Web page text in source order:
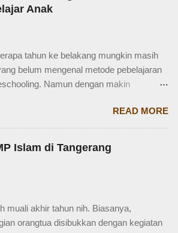
brother Adik perempuan = Younger sister
= Uncle Bibi = Aunt Sepupu perempuan
kita hanya menggunakan "cousin"
membed...
dan Cara Membuatnya
webstite resmi humas.polri.go.id,
khusus dibuat untuk pengendara dengan
juga adalah manusia biasa yang
berkendara untuk melakukan
seperti mencari nafkah, menuntut
dengan SIM khusus sesuai
yang dibutuhkan. SIM D yang berlaku di
dibagi menjadi dua macam yaitu SIM
dan SIM D1 untuk pengendara mobil
Perpol Nomor 5 Tahun 2021 mengenai
SIM D yang belaku di Indonesia....
Anak
tahun ke belakang mungkin masih
belum mengenal metode pebelajaran
Namun dengan makin
jadi makin dikenal dan
diminati. Homeschooling merupakan
satu metode belajar yang sudah mulai tak
sekarang dan menjadi pilihan sebagian
adalah model pendidikan
tugas dan tanggung jawab penting
pengawas dan pemberi materi untuk
READ MORE
Islam di Tangerang
muali akhir tahun nih. Biasanya,
orangtua disibukkan dengan kegiatan